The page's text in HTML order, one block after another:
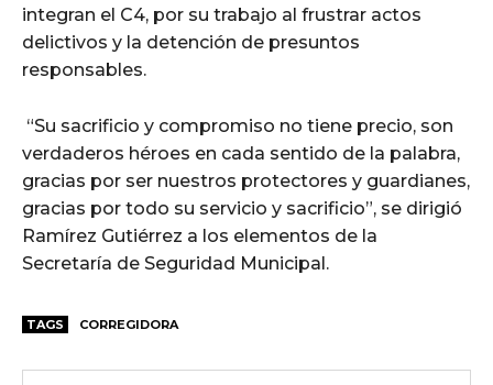
integran el C4, por su trabajo al frustrar actos
delictivos y la detención de presuntos
responsables.
“Su sacrificio y compromiso no tiene precio, son
verdaderos héroes en cada sentido de la palabra,
gracias por ser nuestros protectores y guardianes,
gracias por todo su servicio y sacrificio”, se dirigió
Ramírez Gutiérrez a los elementos de la
Secretaría de Seguridad Municipal.
TAGS CORREGIDORA